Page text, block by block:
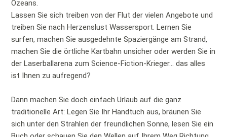
Ozeans.
Lassen Sie sich treiben von der Flut der vielen Angebote und
treiben Sie nach Herzenslust Wassersport. Lernen Sie
surfen, machen Sie ausgedehnte Spaziergänge am Strand,
machen Sie die örtliche Kartbahn unsicher oder werden Sie in
der Laserballarena zum Science-Fiction-Krieger... das alles
ist Ihnen zu aufregend?
Dann machen Sie doch einfach Urlaub auf die ganz
traditionelle Art: Legen Sie Ihr Handtuch aus, bräunen Sie
sich unter den Strahlen der freundlichen Sonne, lesen Sie ein